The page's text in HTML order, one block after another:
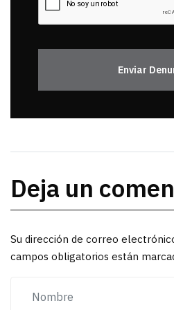
Enviar
Deja un
Su dirección de correo
campos obligatorios están